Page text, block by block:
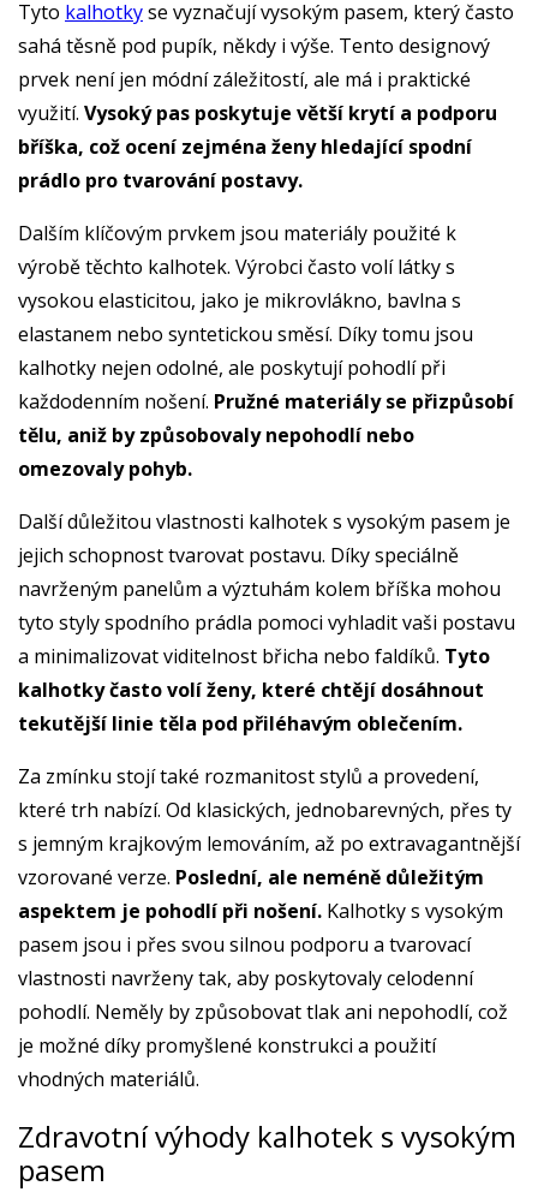
Tyto kalhotkyse vyznačují vysokým pasem, který často
sahá těsně pod pupík, někdy i výše. Tento designový
prvek není jen módní záležitostí, ale má i praktické
využití. Vysoký pas poskytuje větší krytí a podporu
bříška, což ocení zejména ženy hledající spodní
prádlo pro tvarování postavy.
Dalším klíčovým prvkem jsou materiály použité k
výrobě těchto kalhotek. Výrobci často volí látky s
vysokou elasticitou, jako je mikrovlákno, bavlna s
elastanem nebo syntetickou směsí. Díky tomu jsou
kalhotky nejen odolné, ale poskytují pohodlí při
každodenním nošení. Pružné materiály se přizpůsobí
tělu, aniž by způsobovaly nepohodlí nebo
omezovaly pohyb.
Další důležitou vlastnosti kalhotek s vysokým pasem je
jejich schopnost tvarovat postavu. Díky speciálně
navrženým panelům a výztuhám kolem bříška mohou
tyto styly spodního prádla pomoci vyhladit vaši postavu
a minimalizovat viditelnost břicha nebo faldíků. Tyto
kalhotky často volí ženy, které chtějí dosáhnout
tekutější linie těla pod přiléhavým oblečením.
Za zmínku stojí také rozmanitost stylů a provedení,
které trh nabízí. Od klasických, jednobarevných, přes ty
s jemným krajkovým lemováním, až po extravagantnější
vzorované verze. Poslední, ale neméně důležitým
aspektem je pohodlí při nošení. Kalhotky s vysokým
pasem jsou i přes svou silnou podporu a tvarovací
vlastnosti navrženy tak, aby poskytovaly celodenní
pohodlí. Neměly by způsobovat tlak ani nepohodlí, což
je možné díky promyšlené konstrukci a použití
vhodných materiálů.
Zdravotní výhody kalhotek s vysokým
pasem